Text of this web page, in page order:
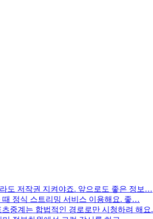
도 저작권 지켜야죠. 앞으로도 좋은 정보…
정식 스트리밍 서비스 이용해요. 좋…
중계는 합법적인 경로로만 시청하려 해